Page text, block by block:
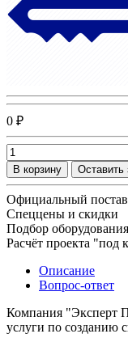
0 ₽
В корзину Оставить
Официальный
Спеццены и скидки
Подбор оборудования
Расчёт проекта "под
Описание
Вопрос-ответ
Компания "Эксперт
услуги по созданию